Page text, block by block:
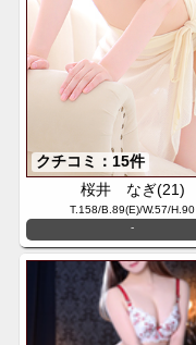
クチコミ：15件
桜井 なぎ(21)
T.158/B.89(E)/W.57/H.90
-